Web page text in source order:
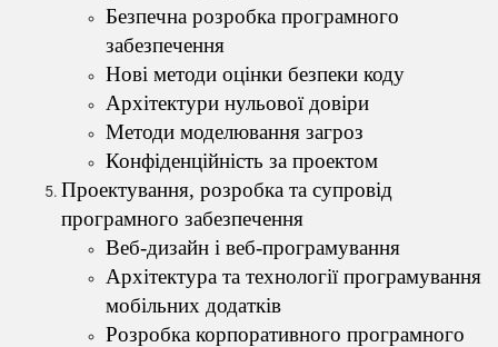
Безпечна розробка програмного
забезпечення
Нові методи оцінки безпеки коду
Архітектури нульової довіри
Методи моделювання загроз
Конфіденційність за проектом
Проектування, розробка та супровід
програмного забезпечення
Веб-дизайн і веб-програмування
Архітектура та технології програмування
мобільних додатків
Розробка корпоративного програмного